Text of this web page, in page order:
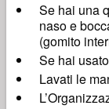
Se hai una
naso e
(gomito
Se hai
Lavati le